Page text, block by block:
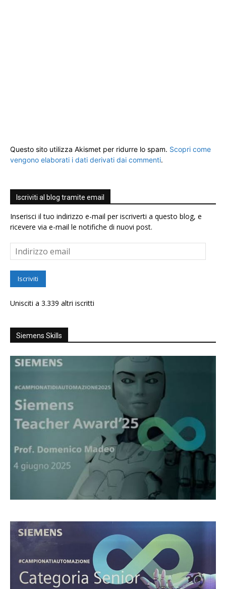
Questo sito utilizza Akismet per ridurre lo spam. Scopri come
vengono elaborati i dati derivati dai commenti.
Iscriviti al blog tramite email
Inserisci il tuo indirizzo e-mail per iscriverti a questo blog, e
ricevere via e-mail le notifiche di nuovi post.
Indirizzo
email
Iscriviti
Unisciti a 3.339 altri iscritti
Siemens Skills